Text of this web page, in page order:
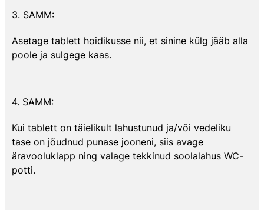
3. SAMM:
Asetage tablett hoidikusse nii, et sinine külg jääb alla
poole ja sulgege kaas.
4. SAMM:
Kui tablett on täielikult lahustunud ja/või vedeliku
tase on jõudnud punase jooneni, siis avage
äravooluklapp ning valage tekkinud soolalahus WC-
potti.